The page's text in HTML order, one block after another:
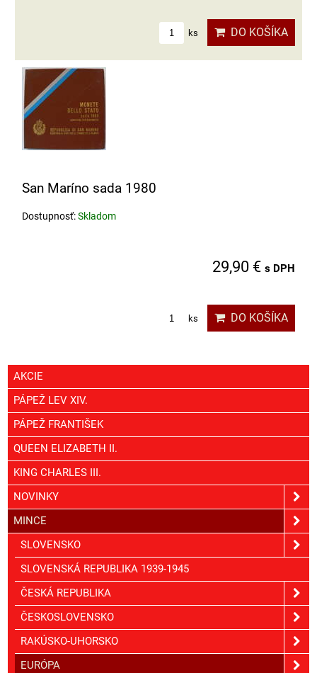
ks DO KOŠÍKA
San Maríno sada 1980
Dostupnosť:Skladom
29,90 € s DPH
ks DO KOŠÍKA
AKCIE
PÁPEŽ LEV XIV.
PÁPEŽ FRANTIŠEK
QUEEN ELIZABETH II.
KING CHARLES III.
NOVINKY
MINCE
SLOVENSKO
SLOVENSKÁ REPUBLIKA 1939-1945
ČESKÁ REPUBLIKA
ČESKOSLOVENSKO
RAKÚSKO-UHORSKO
EURÓPA